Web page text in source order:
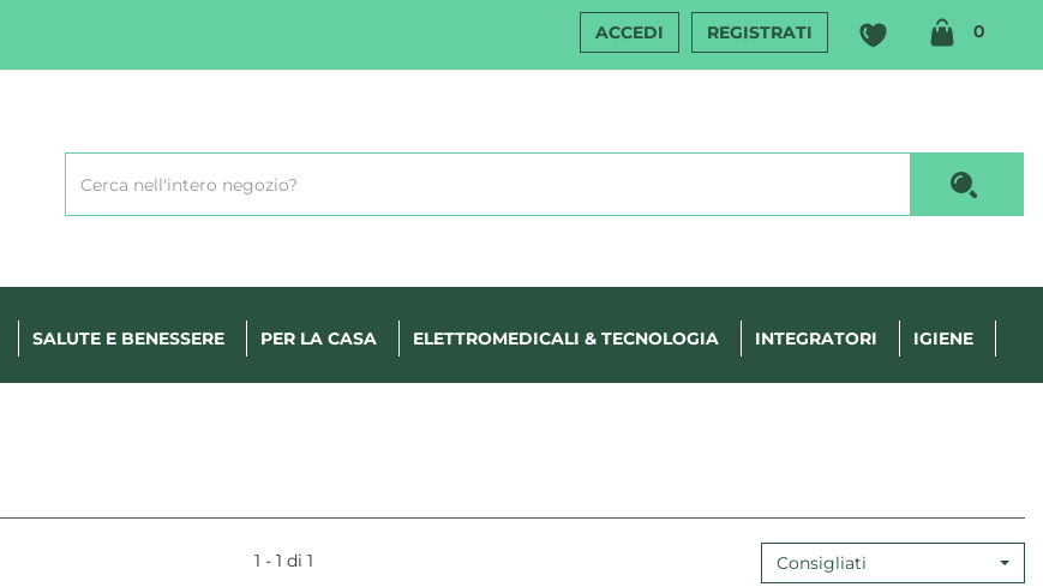
ACCEDI REGISTRATI 0
Prodotto
SALUTE E BENESSERE PER LA CASA ELETTROMEDICALI & TECNOLOGIA INTEGRATORI IGIENE
1 - 1 di 1 Consigliati